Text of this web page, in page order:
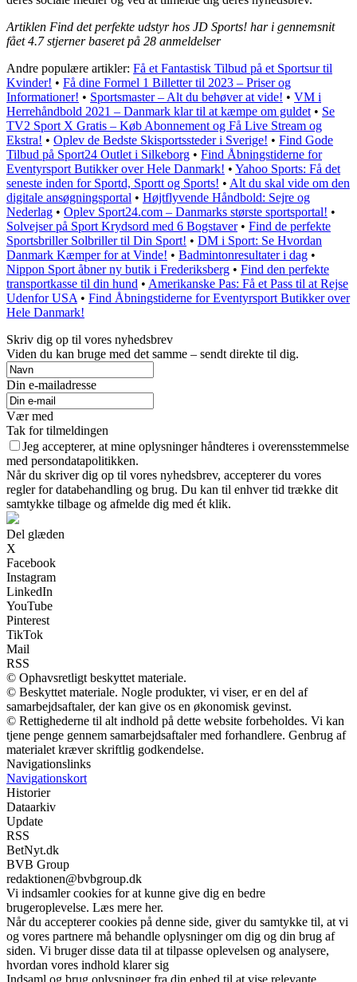
Artiklen Find det perfekte udstyr hos JD Sports! har i gennemsnit
fået4.7stjerner baseret på 28 anmeldelser
Andre populære artikler: Få et Fantastisk Tilbud på et Sportsur til
Kvinder! • Få dine Formel 1 Billetter til 2023 – Priser og
Informationer! • Sportsmaster – Alt du behøver at vide! • VM i
Herrehåndbold 2021 – Danmark klar til at kæmpe om guldet • Se
TV2 Sport X Gratis – Køb Abonnement og Få Live Stream og
Ekstra! • Oplev de Bedste Skisportssteder i Sverige! • Find Gode
Tilbud på Sport24 Outlet i Silkeborg • Find Åbningstiderne for
Eventyrsport Butikker over Hele Danmark! • Yahoo Sports: Få det
seneste inden for Sportd, Sportt og Sports! • Alt du skal vide om den
digitale ansøgningsportal • Højtflyvende Håndbold: Sejre og
Nederlag • Oplev Sport24.com – Danmarks største sportsportal! •
Solvejser på Sport Krydsord med 6 Bogstaver• Find de perfekte
Sportsbriller Solbriller til Din Sport! • DM i Sport: Se Hvordan
Danmark Kæmper for at Vinde! • Badmintonresultater i dag •
Nippon Sport åbner ny butik i Frederiksberg • Find den perfekte
transportkasse til din hund • Amerikanske Pas: Få et Pass til at Rejse
Udenfor USA • Find Åbningstiderne for Eventyrsport Butikker over
Hele Danmark!
Skriv dig op til vores nyhedsbrev
Viden du kan bruge med det samme – sendt direkte til dig.
Din e-mailadresse
Vær med
Tak for tilmeldingen
Jeg accepterer, at mine oplysninger håndteres i overensstemmelse
med persondatapolitikken.
Når du skriver dig op til vores nyhedsbrev, accepterer du vores
regler for databehandling og brug. Du kan til enhver tid trække dit
samtykke tilbage og afmelde dig med ét klik.
Del glæden
X
Facebook
Instagram
LinkedIn
YouTube
Pinterest
TikTok
Mail
RSS
© Ophavsretligt beskyttet materiale.
© Beskyttet materiale. Nogle produkter, vi viser, er en del af
samarbejdsaftaler, der kan give os en økonomisk gevinst.
© Rettighederne til alt indhold på dette website forbeholdes. Vi kan
tjene penge gennem samarbejdsaftaler med forhandlere. Genbrug af
materialet kræver skriftlig godkendelse.
Navigationslinks
Navigationskort
Historier
Dataarkiv
Update
RSS
BetNyt.dk
BVB Group
redaktionen@bvbgroup.dk
Vi indsamler cookies for at kunne give dig en bedre
brugeroplevelse. Læs mere her.
Når du accepterer cookies på denne side, giver du samtykke til, at vi
og vores partnere må behandle oplysninger om dig og din brug af
siden. Vi bruger disse data til at tilpasse oplevelsen og analysere,
hvordan vores indhold klarer sig